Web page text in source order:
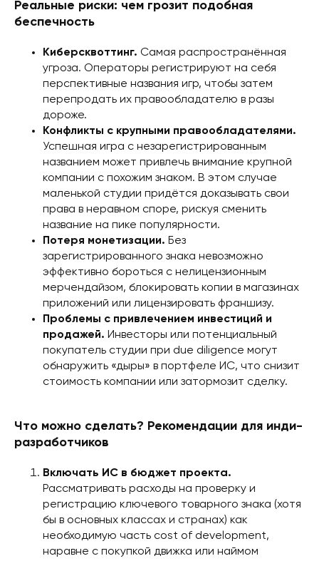
Реальные риски: чем грозит подобная
беспечность
Киберсквоттинг. Самая распространённая
угроза. Операторы регистрируют на себя
перспективные названия игр, чтобы затем
перепродать их правообладателю в разы
дороже.
Конфликты с крупными правообладателями.
Успешная игра с незарегистрированным
названием может привлечь внимание крупной
компании с похожим знаком. В этом случае
маленькой студии придётся доказывать свои
права в неравном споре, рискуя сменить
название на пике популярности.
Потеря монетизации. Без
зарегистрированного знака невозможно
эффективно бороться с нелицензионным
мерчендайзом, блокировать копии в магазинах
приложений или лицензировать франшизу.
Проблемы с привлечением инвестиций и
продажей. Инвесторы или потенциальный
покупатель студии при due diligence могут
обнаружить «дыры» в портфеле ИС, что снизит
стоимость компании или затормозит сделку.
Что можно сделать? Рекомендации для инди-
разработчиков
Включать ИС в бюджет проекта.
Рассматривать расходы на проверку и
регистрацию ключевого товарного знака (хотя
бы в основных классах и странах) как
необходимую часть cost of development,
наравне с покупкой движка или наймом